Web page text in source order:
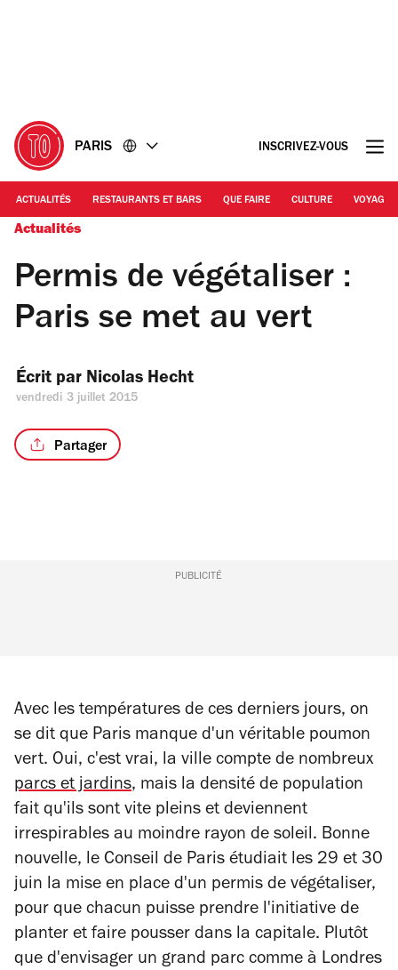
PARIS INSCRIVEZ-VOUS
ACTUALITÉS RESTAURANTS ET BARS QUE FAIRE CULTURE VOYAGE
Actualités
Permis de végétaliser :
Paris se met au vert
Écrit par Nicolas Hecht
vendredi 3 juillet 2015
Partager
PUBLICITÉ
Avec les températures de ces derniers jours, on
se dit que Paris manque d'un véritable poumon
vert. Oui, c'est vrai, la ville compte de nombreux
parcs et jardins, mais la densité de population
fait qu'ils sont vite pleins et deviennent
irrespirables au moindre rayon de soleil. Bonne
nouvelle, le Conseil de Paris étudiait les 29 et 30
juin la mise en place d'un permis de végétaliser,
pour que chacun puisse prendre l'initiative de
planter et faire pousser dans la capitale. Plutôt
que d'envisager un grand parc comme à Londres